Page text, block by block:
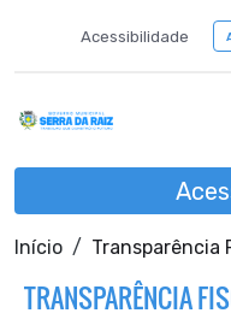
Acessibilidade
Início Transparência
TRANSPARÊNCIA